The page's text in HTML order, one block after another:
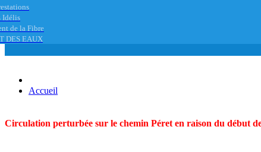
Idélis
de la Fibre
DES EAUX
Accueil
Circulation perturbée sur le chemin Péret en raison du début